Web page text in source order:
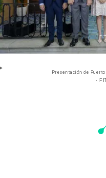
Presentación de
-